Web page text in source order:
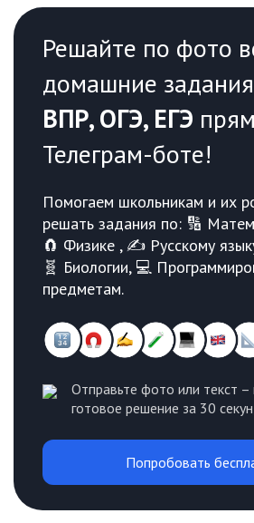
Решайте по фото
домашние
ВПР, ОГЭ, ЕГЭ
Телеграм-боте!
Помогаем школьникам и их
решать задания по: 🔢
🧲 Физике , ✍️ Русскому
🧬 Биологии, 💻
предметам.
Отправьте фото или текст –
готовое решение за 30
Попробовать